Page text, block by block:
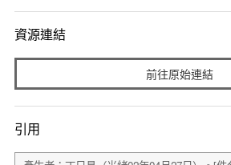
資源連結
前往原始連結
引用